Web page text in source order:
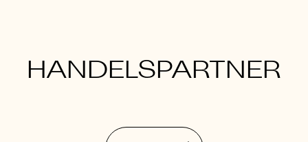
HANDELSPARTNER